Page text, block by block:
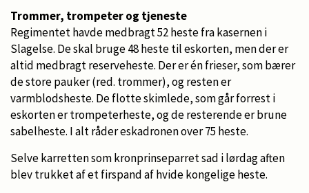
Trommer, trompeter og tjeneste
Regimentet havde medbragt 52 heste fra kasernen i
Slagelse. De skal bruge 48 heste til eskorten, men der er
altid medbragt reserveheste. Der er én frieser, som bærer
de store pauker (red. trommer), og resten er
varmblodsheste. De flotte skimlede, som går forrest i
eskorten er trompeterheste, og de resterende er brune
sabelheste. I alt råder eskadronen over 75 heste.
Selve karretten som kronprinseparret sad i lørdag aften
blev trukket af et firspand af hvide kongelige heste.